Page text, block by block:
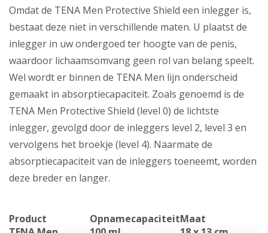
Omdat de TENA Men Protective Shield een inlegger is,
bestaat deze niet in verschillende maten. U plaatst de
inlegger in uw ondergoed ter hoogte van de penis,
waardoor lichaamsomvang geen rol van belang speelt.
Wel wordt er binnen de TENA Men lijn onderscheid
gemaakt in absorptiecapaciteit. Zoals genoemd is de
TENA Men Protective Shield (level 0) de lichtste
inlegger, gevolgd door de inleggers level 2, level 3 en
vervolgens het broekje (level 4). Naarmate de
absorptiecapaciteit van de inleggers toeneemt, worden
deze breder en langer.
Product OpnamecapaciteitMaat